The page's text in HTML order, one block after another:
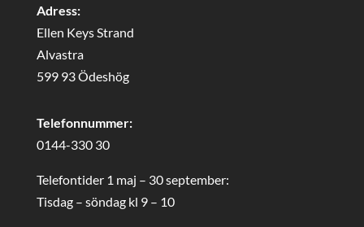
Adress:
Ellen Keys Strand
Alvastra
599 93 Ödeshög
Telefonnummer:
0144-330 30
Telefontider 1 maj – 30 september:
Tisdag – söndag kl 9 – 10